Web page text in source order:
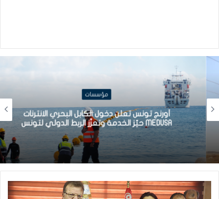
مؤسسات
أورنج تونس تعلن دخول الكابل البحري الانترنات
MEDUSA حيّز الخدمة وتعزّز الربط الدولي لتونس